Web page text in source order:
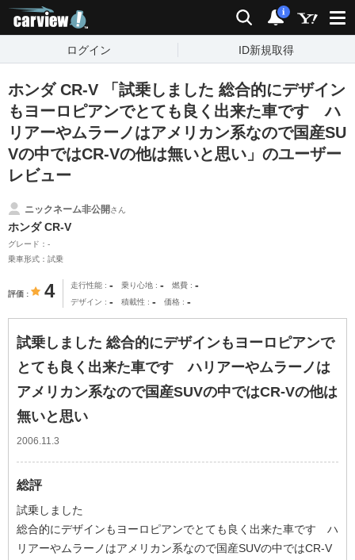
検索 通知
i
ログイン ID新規取得
ホンダ CR-V 「試乗しました 総合的にデザイン
もヨーロピアンでとても良く出来た車です ハ
リアーやムラーノはアメリカン系なので国産SU
Vの中ではCR-Vの他は無いと思い」のユーザー
レビュー
ニックネーム非公開さん
ホンダ CR-V
グレード：-
乗車形式：試乗
評価 4 走行性能 - 乗り心地 - 燃費 -
デザイン - 積載性 - 価格 -
試乗しました 総合的にデザインもヨーロピアンで
とても良く出来た車です ハリアーやムラーノは
アメリカン系なので国産SUVの中ではCR-Vの他は
無いと思い
2006.11.3
総評
試乗しました
総合的にデザインもヨーロピアンでとても良く出来た車です ハ
リアーやムラーノはアメリカン系なので国産SUVの中ではCR-V